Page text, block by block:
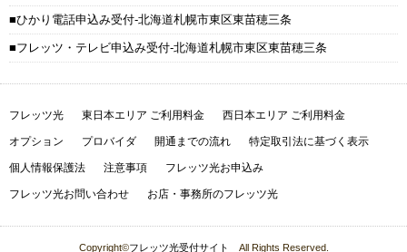
ひかり電話申込み受付-北海道札幌市東区東苗穂三条
フレッツ・テレビ申込み受付-北海道札幌市東区東苗穂三条
フレッツ光 東日本エリア ご利用料金 西日本エリア ご利用料金
オプション プロバイダ 開通までの流れ 特定取引法に基づく表示
個人情報保護法 注意事項 フレッツ光お申込み
フレッツ光お問い合わせ お店・事務所のフレッツ光
Copyright©フレッツ光受付サイト All Rights Reserved.